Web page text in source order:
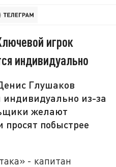
игрок
индивидуально
Глушаков
индивидуально из-за
желают
просят побыстрее
- капитан